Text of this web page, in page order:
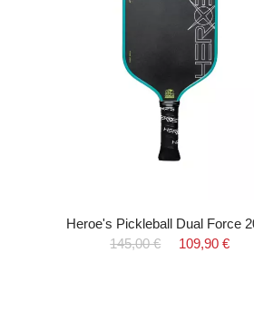
Heroe's Pickleball Dual Force
145,00 €
109,90 €